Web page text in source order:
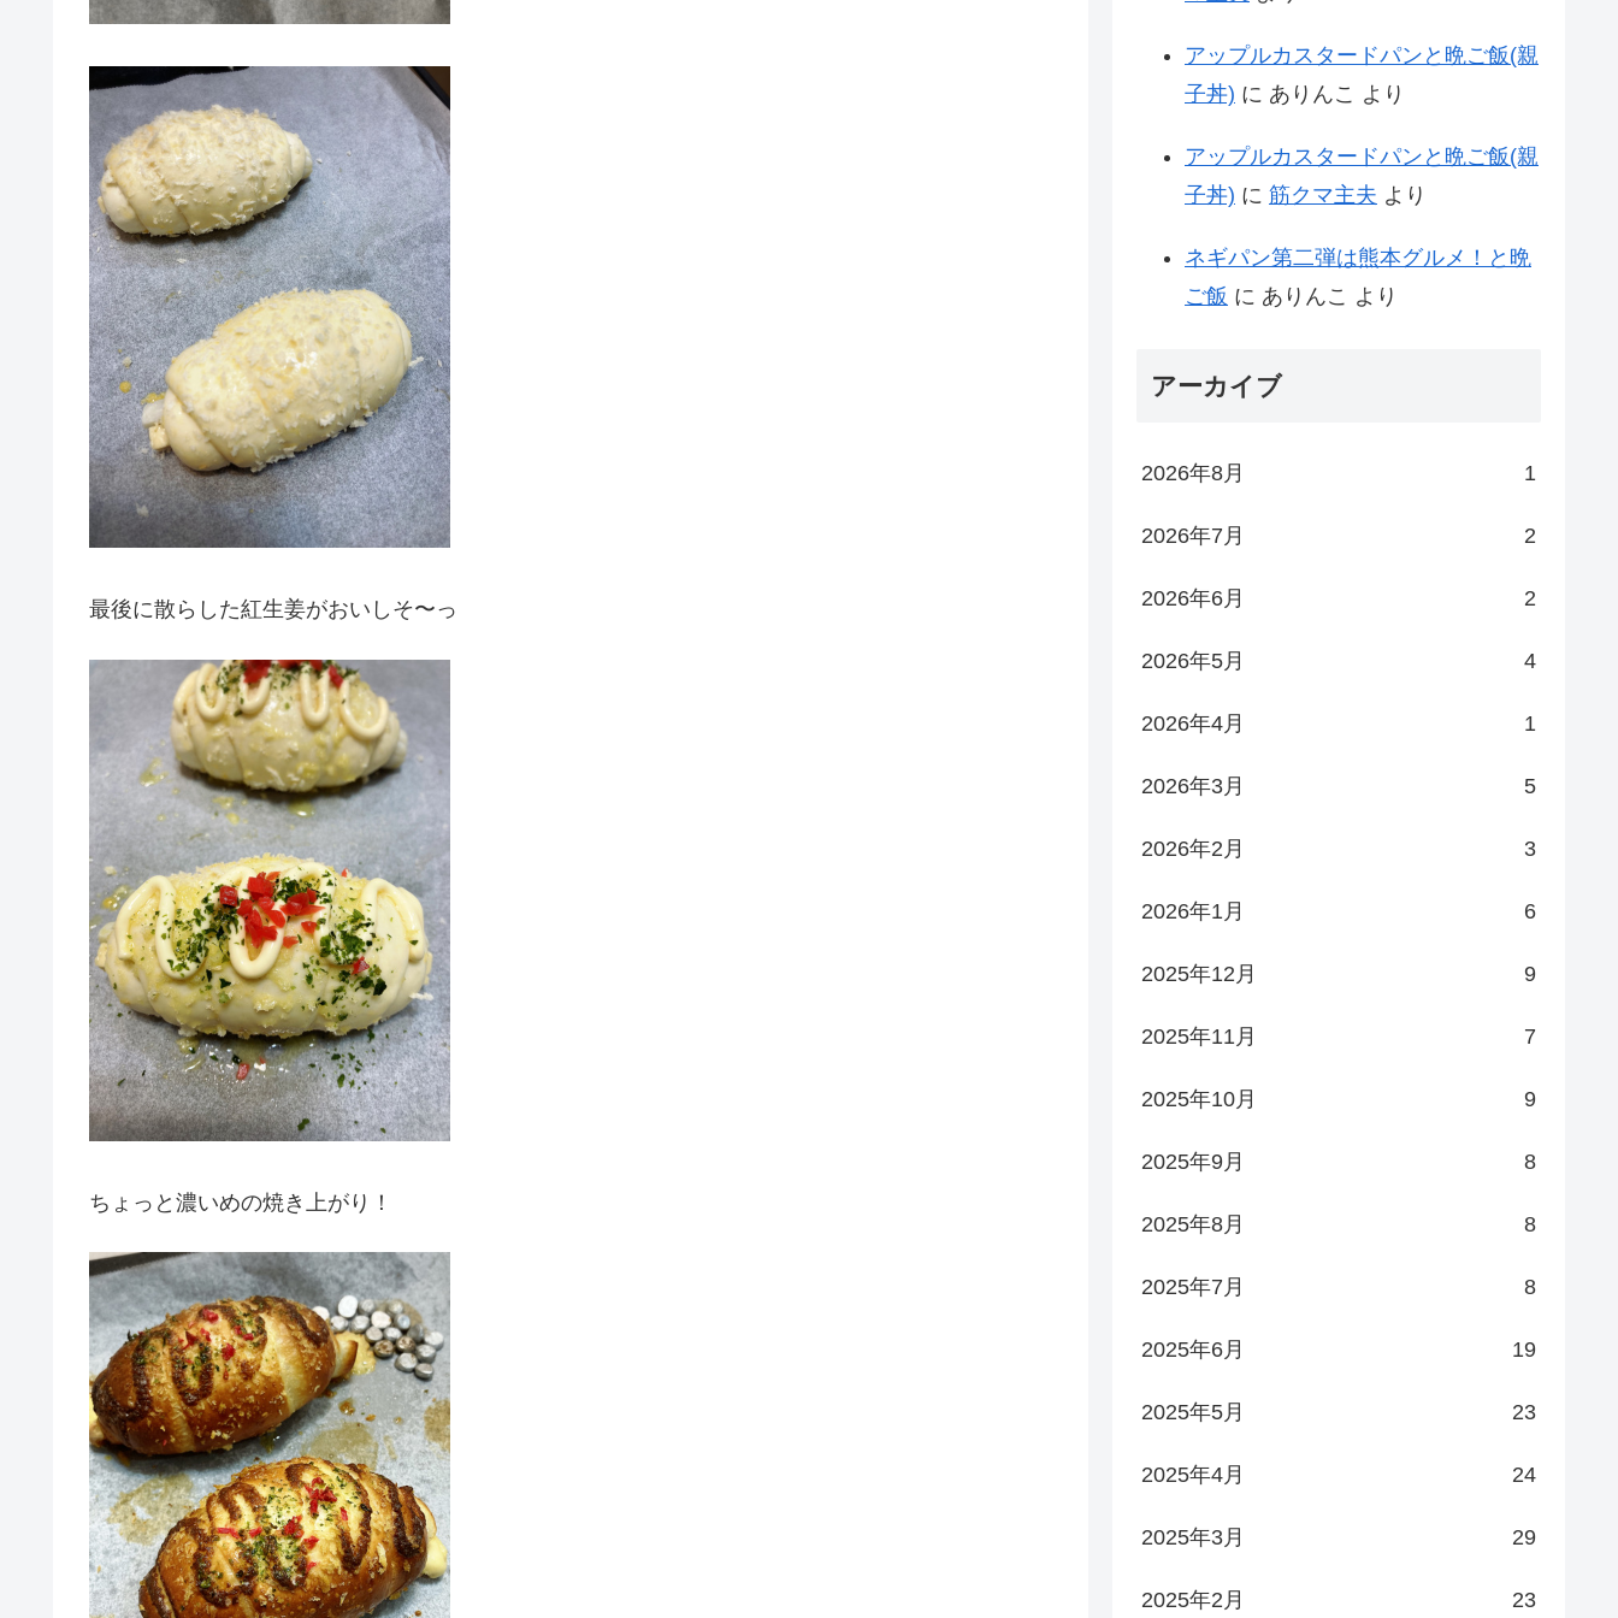
最後に散らした紅生姜がおいしそ〜っ
ちょっと濃いめの焼き上がり！
アップルカスタードパンと晩ご飯(親
子丼) に ありんこ より
アップルカスタードパンと晩ご飯(親
子丼) に 筋クマ主夫 より
ネギパン第二弾は熊本グルメ！と晩
ご飯 に ありんこ より
アーカイブ
2026年8月 1
2026年7月 2
2026年6月 2
2026年5月 4
2026年4月 1
2026年3月 5
2026年2月 3
2026年1月 6
2025年12月 9
2025年11月 7
2025年10月 9
2025年9月 8
2025年8月 8
2025年7月 8
2025年6月 19
2025年5月 23
2025年4月 24
2025年3月 29
2025年2月 23